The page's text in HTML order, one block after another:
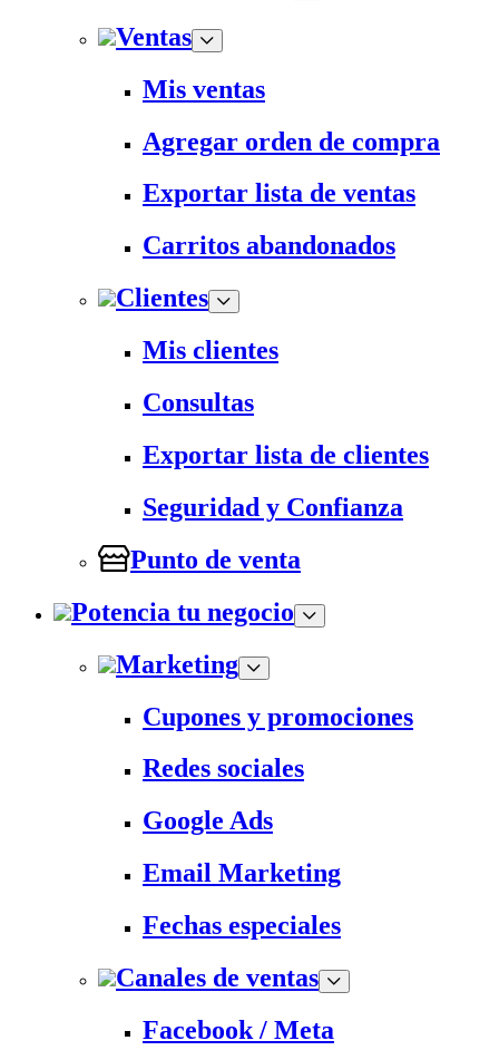
Ventas
Mis ventas
Agregar orden de compra
Exportar lista de ventas
Carritos abandonados
Clientes
Mis clientes
Consultas
Exportar lista de clientes
Seguridad y Confianza
Punto de venta
Potencia tu negocio
Marketing
Cupones y promociones
Redes sociales
Google Ads
Email Marketing
Fechas especiales
Canales de ventas
Facebook / Meta